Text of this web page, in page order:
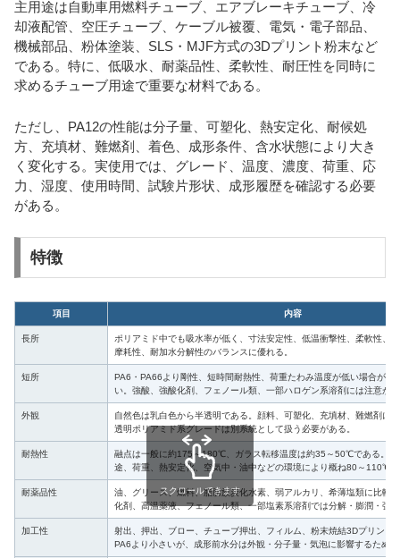
主用途は自動車用燃料チューブ、エアブレーキチューブ、冷
却液配管、空圧チューブ、ケーブル被覆、電気・電子部品、
機械部品、粉体塗装、SLS・MJF方式の3Dプリント粉末など
である。特に、低吸水、耐薬品性、柔軟性、耐圧性を同時に
求めるチューブ用途で重要な材料である。
ただし、PA12の性能は分子量、可塑化、熱安定化、耐候処
方、充填材、難燃剤、着色、成形条件、含水状態により大き
く変化する。実使用では、グレード、温度、濃度、荷重、応
力、湿度、使用時間、試験片形状、成形履歴を確認する必要
がある。
特徴
項目 内容
長所
ポリアミド中でも吸水率が低く、寸法安定性、低温衝撃性、柔軟性、
摩耗性、耐加水分解性のバランスに優れる。
短所
PA6・PA66より剛性、短時間耐熱性、荷重たわみ温度が低い場合が多
い。強酸、強酸化剤、フェノール類、一部ハロゲン系溶剤には注意が
外観
自然色は乳白色から半透明である。顔料、可塑化、充填材、難燃剤に
透明ポリアミド系グレードは別系統として扱う必要がある。
耐熱性
融点は一般に約175～180℃、ガラス転移温度は約35～50℃である。連
途、荷重、熱安定化、空気中・油中などの環境により概ね80～110℃
耐薬品性
油、グリース、燃料、脂肪族炭化水素、弱アルカリ、希薄塩類に比較
化剤、高温薬液、フェノール類、一部塩素系溶剤では分解・膨潤・強
加工性
射出、押出、ブロー、チューブ押出、フィルム、粉末焼結3Dプリント
PA6より小さいが、成形前水分は外観・分子量・気泡に影響するため
スクロールできます